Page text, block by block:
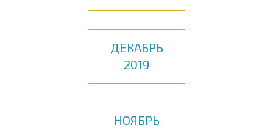
ДЕКАБРЬ
2019
НОЯБРЬ